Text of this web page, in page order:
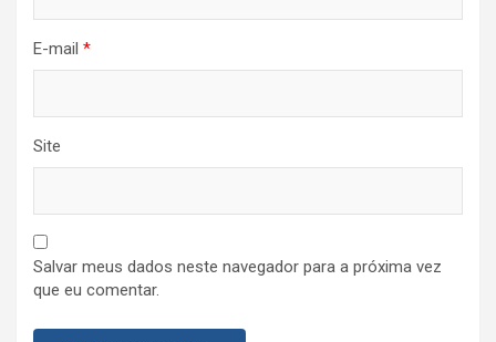
E-mail *
Site
Salvar meus dados neste navegador para a próxima vez
que eu comentar.